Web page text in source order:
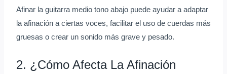
Afinar la guitarra medio tono abajo puede ayudar a adaptar
la afinación a ciertas voces, facilitar el uso de cuerdas más
gruesas o crear un sonido más grave y pesado.
2. ¿Cómo Afecta La Afinación